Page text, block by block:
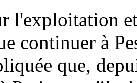
l'exploitation
continuer à
que,